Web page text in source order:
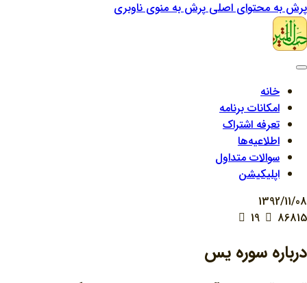
پرش به محتوای اصلیپرش به منوی ناوبری
خانه
امکانات برنامه
تعرفه اشتراک
اطلاعیه‌ها
سوالات متداول
اپلیکیشن
1392/11/08
86815
درباره سوره یس